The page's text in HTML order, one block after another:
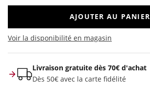
AJOUTER AU PANIER
Voir la disponibilité en magasin
Livraison gratuite dès 70€ d'achat
Dès 50€ avec la carte fidélité